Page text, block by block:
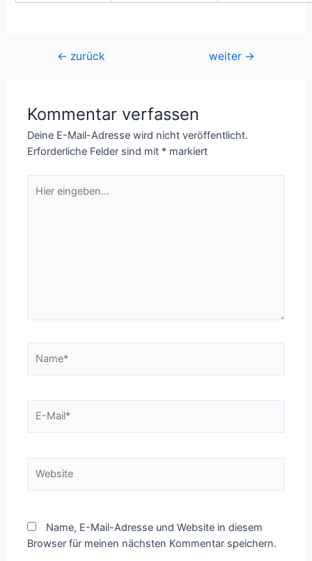
Beitragsnavigation
← zurück weiter →
Kommentar verfassen
Deine E-Mail-Adresse wird nicht veröffentlicht.
Erforderliche Felder sind mit * markiert
eingeben…
Mail*
Name, E-Mail-Adresse und Website in diesem
Browser für meinen nächsten Kommentar speichern.